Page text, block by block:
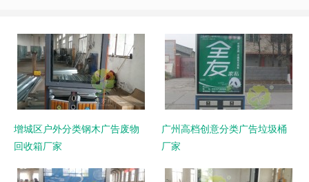
增城区户外分类钢木广告废物
回收箱厂家
广州高档创意分类广告垃圾桶
厂家